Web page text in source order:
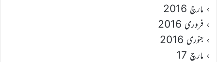
مارچ 2016
فروری 2016
جنوری 2016
مارچ 17